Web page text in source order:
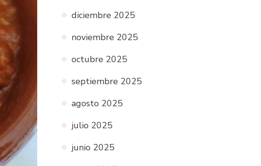
diciembre 2025
noviembre 2025
octubre 2025
septiembre 2025
agosto 2025
julio 2025
junio 2025